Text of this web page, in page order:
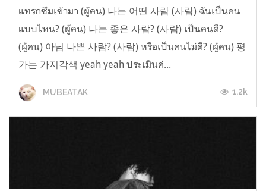
แทรกซึมเข้ามา (ผู้คน) 나는 어떤 사람 (사람) ฉันเป็นคน
แบบไหน? (ผู้คน) 나는 좋은 사람? (사람) เป็นคนดี?
(ผู้คน) 아님 나쁜 사람? (사람) หรือเป็นคนไม่ดี? (ผู้คน) 평
가는 가지각색 yeah yeah ประเมินค่...
MUBEATAK 1.2k